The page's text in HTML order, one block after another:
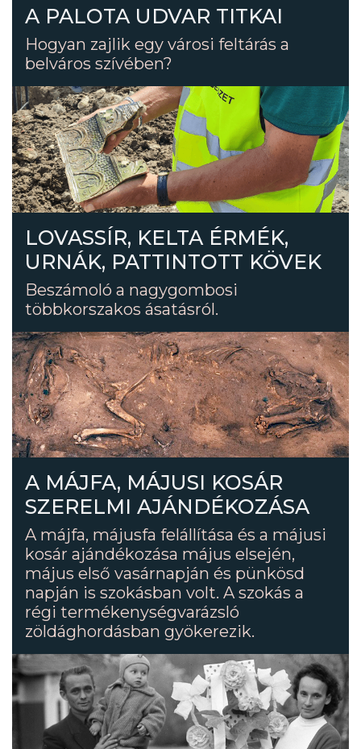
A PALOTA UDVAR TITKAI
Hogyan zajlik egy városi feltárás a
belváros szívében?
LOVASSÍR, KELTA ÉRMÉK,
URNÁK, PATTINTOTT KÖVEK
Beszámoló a nagygombosi
többkorszakos ásatásról.
A MÁJFA, MÁJUSI KOSÁR
SZERELMI AJÁNDÉKOZÁSA
A májfa, májusfa felállítása és a májusi
kosár ajándékozása május elsején,
május első vasárnapján és pünkösd
napján is szokásban volt. A szokás a
régi termékenységvarázsló
zöldághordásban gyökerezik.